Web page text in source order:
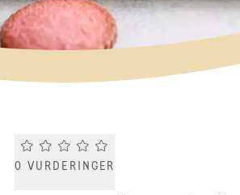
Current rating 0.0. Click to rate.
0 VURDERINGER